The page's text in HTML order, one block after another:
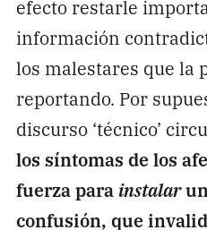
efecto restarle
información
los malestares que la
reportando. Por
discurso ‘técnico’
los síntomas de los
fuerza para instalar
confusión, que